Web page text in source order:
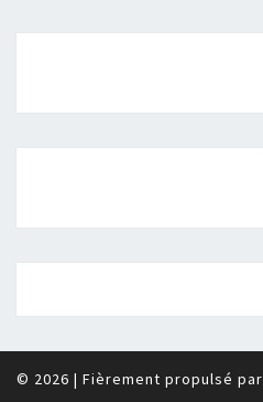
© 2026 | Fièrement propulsé par